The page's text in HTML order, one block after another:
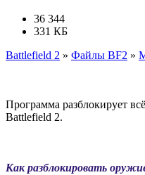
36 344
331 КБ
Battlefield 2 » Файлы BF2 »
Программа разблокирует
Battlefield 2.
Как разблокировать